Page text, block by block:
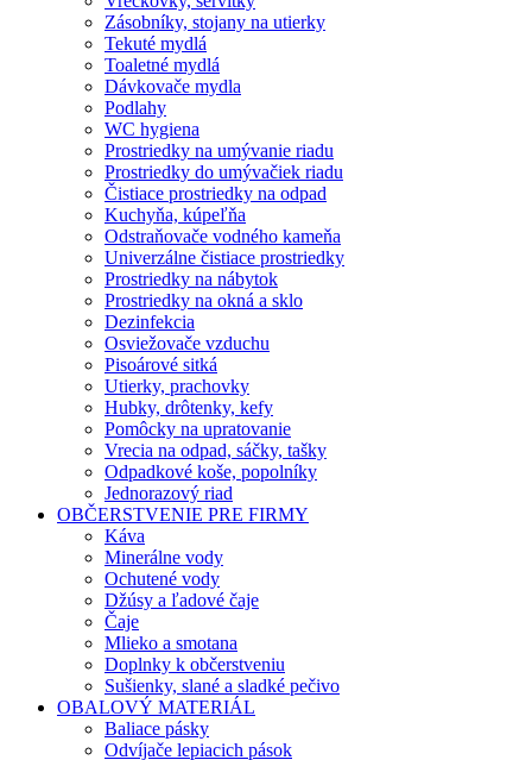
Zásobníky, stojany na utierky
Tekuté mydlá
Toaletné mydlá
Dávkovače mydla
Podlahy
WC hygiena
Prostriedky na umývanie riadu
Prostriedky do umývačiek riadu
Čistiace prostriedky na odpad
Kuchyňa, kúpeľňa
Odstraňovače vodného kameňa
Univerzálne čistiace prostriedky
Prostriedky na nábytok
Prostriedky na okná a sklo
Dezinfekcia
Osviežovače vzduchu
Pisoárové sitká
Utierky, prachovky
Hubky, drôtenky, kefy
Pomôcky na upratovanie
Vrecia na odpad, sáčky, tašky
Odpadkové koše, popolníky
Jednorazový riad
OBČERSTVENIE PRE FIRMY
Káva
Minerálne vody
Ochutené vody
Džúsy a ľadové čaje
Čaje
Mlieko a smotana
Doplnky k občerstveniu
Sušienky, slané a sladké pečivo
OBALOVÝ MATERIÁL
Baliace pásky
Odvíjače lepiacich pások